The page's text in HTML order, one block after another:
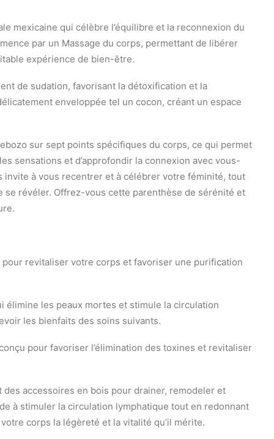
mexicaine qui célèbre l’équilibre et la reconnexion du
par un Massage du corps, permettant de libérer
expérience de bien-être.
de sudation, favorisant la détoxification et la
enveloppée tel un cocon, créant un espace
sur sept points spécifiques du corps, ce qui permet
sensations et d’approfondir la connexion avec vous-
à vous recentrer et à célébrer votre féminité, tout
se révéler. Offrez-vous cette parenthèse de sérénité et
revitaliser votre corps et favoriser une purification
élimine les peaux mortes et stimule la circulation
les bienfaits des soins suivants.
pour favoriser l’élimination des toxines et revitaliser
accessoires en bois pour drainer, remodeler et
à stimuler la circulation lymphatique tout en redonnant
corps la légèreté et la vitalité qu’il mérite.